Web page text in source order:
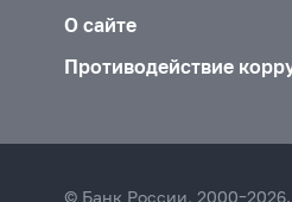
О сайте
Противодействие
© Банк России, 2000–2026.